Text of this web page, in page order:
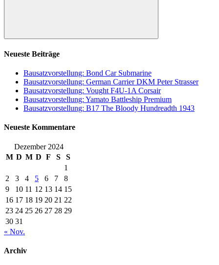
Suchen
Neueste Beiträge
Bausatzvorstellung: Bond Car Submarine
Bausatzvorstellung: German Carrier DKM Peter Strasser
Bausatzvorstellung: Vought F4U-1A Corsair
Bausatzvorstellung: Yamato Battleship Premium
Bausatzvorstellung: B17 The Bloody Hundreadth 1943
Neueste Kommentare
Dezember 2024
M D M D F S
S
1
2
3 4 5 6 7
8
9
10 11 12 13 14 15
16 17 18 19 20 21 22
23 24 25 26 27 28 29
30 31
« Nov.
Archiv